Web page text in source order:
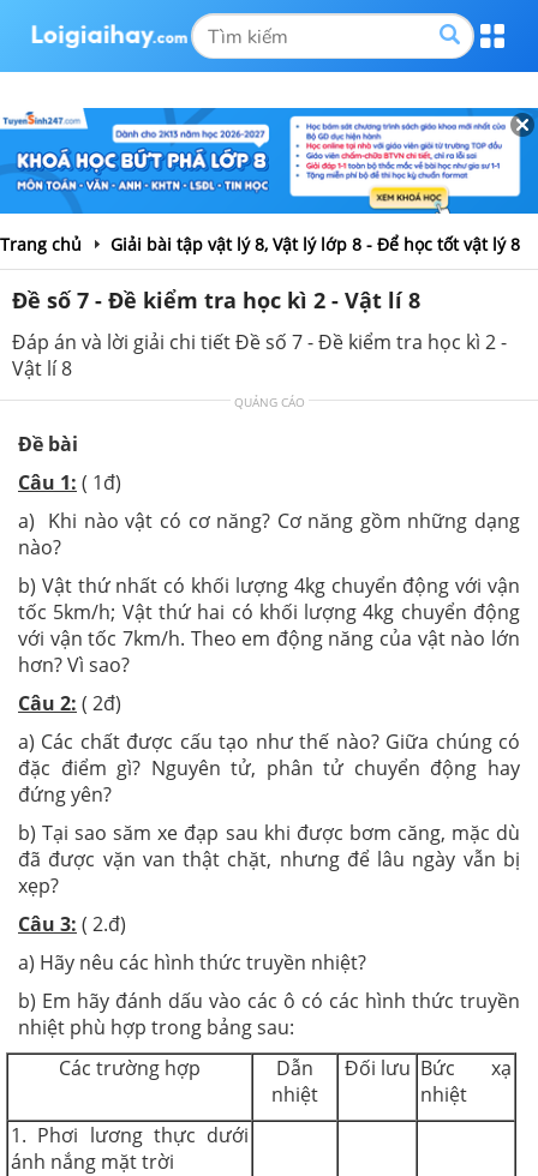
Trang chủ Giải bài tập vật lý 8, Vật lý lớp 8 - Để học tốt vật lý 8
Đề số 7 - Đề kiểm tra học kì 2 - Vật lí 8
Đáp án và lời giải chi tiết Đề số 7 - Đề kiểm tra học kì 2 -
Vật lí 8
QUẢNG CÁO
Đề bài
Câu 1: ( 1đ)
a) Khi nào vật có cơ năng? Cơ năng gồm những dạng
nào?
b) Vật thứ nhất có khối lượng 4kg chuyển động với vận
tốc 5km/h; Vật thứ hai có khối lượng 4kg chuyển động
với vận tốc 7km/h. Theo em động năng của vật nào lớn
hơn? Vì sao?
Câu 2: ( 2đ)
a) Các chất được cấu tạo như thế nào? Giữa chúng có
đặc điểm gì? Nguyên tử, phân tử chuyển động hay
đứng yên?
b) Tại sao săm xe đạp sau khi được bơm căng, mặc dù
đã được vặn van thật chặt, nhưng để lâu ngày vẫn bị
xẹp?
Câu 3: ( 2.đ)
a) Hãy nêu các hình thức truyền nhiệt?
b) Em hãy đánh dấu vào các ô có các hình thức truyền
nhiệt phù hợp trong bảng sau:
Các trường hợp
Dẫn
nhiệt
Đối lưu Bức xạ
nhiệt
1. Phơi lương thực dưới
ánh nắng mặt trời